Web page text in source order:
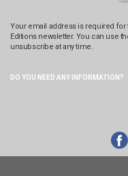
Your email address is required
Editions newsletter. You can use
unsubscribe at any time.
DO YOU NEED ANY INFORMATION?